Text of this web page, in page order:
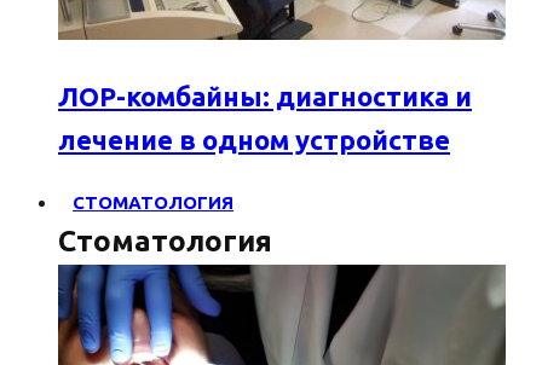
ЛОР-комбайны: диагностика и
лечение в одном устройстве
СТОМАТОЛОГИЯ
Стоматология